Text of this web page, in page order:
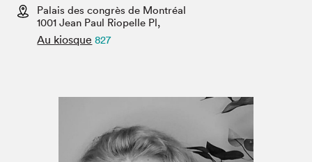
Espace enseignant·e·s
Espace pro
Palais des congrès de Montréal
1001 Jean Paul Riopelle Pl,
Au kiosque 827